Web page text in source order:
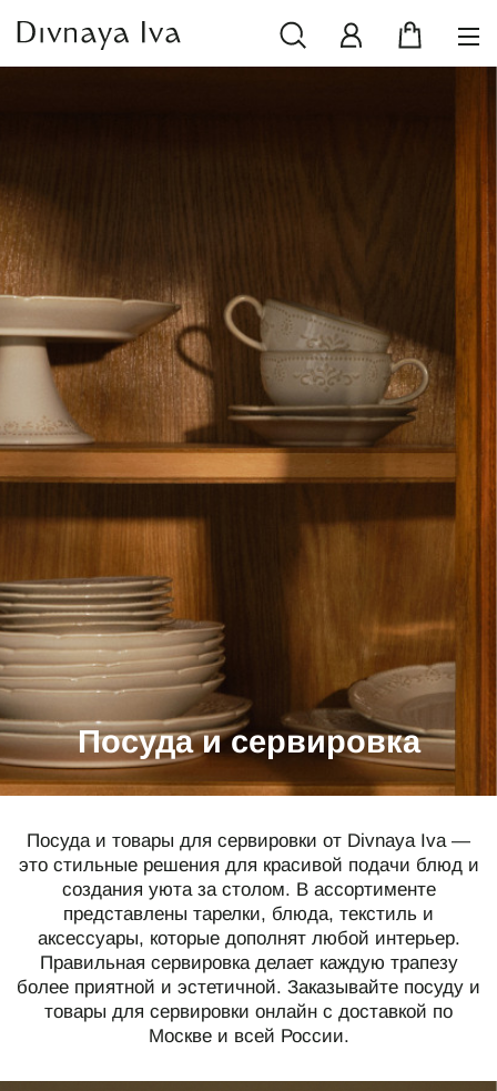
Посуда и сервировка
Посуда и товары для сервировки от Divnaya Iva —
это стильные решения для красивой подачи блюд и
создания уюта за столом. В ассортименте
представлены тарелки, блюда, текстиль и
аксессуары, которые дополнят любой интерьер.
Правильная сервировка делает каждую трапезу
более приятной и эстетичной. Заказывайте посуду и
товары для сервировки онлайн с доставкой по
Москве и всей России.
РАСПРОДАЖА
ПОСУДА И СЕРВИРОВКА
ТЕКСТИЛЬ ДЛЯ ДОМА
ДЕКОР ДЛЯ ДОМА
МЕБЕЛЬ
КОЛЛЕКЦИИ ПОСТЕЛЬНОГО БЕЛЬЯ
ИДЕИ ДЛЯ ПОДАРКОВ
ПОДАРОЧНАЯ КАРТА
О НАС
Каталог
О компании
Магазины
ПОКУПАТЕЛЯМ
Подарочная карта
Доставка
Обмен и возврат
B2B
Полезные статьи
КОНТАКТЫ